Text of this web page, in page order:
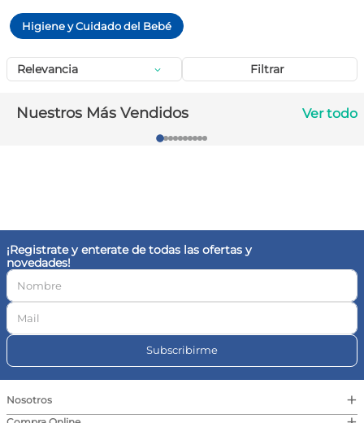
Higiene y Cuidado del Bebé
Filtrar
Relevancia
Nuestros Más Vendidos Ver todo
¡Registrate y enterate de todas las ofertas y
novedades!
Subscribirme
Nosotros +
8.
contorno ojos
10. vitamina c